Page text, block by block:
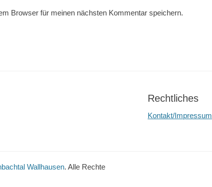
Browser für meinen nächsten Kommentar speichern.
Rechtliches
Kontakt/Impressum
Wallhausen. Alle Rechte